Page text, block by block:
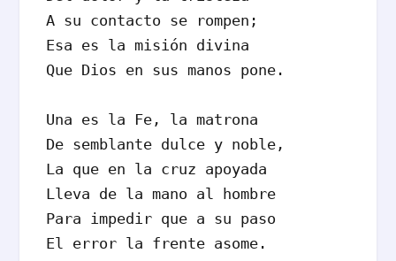
A su contacto se rompen;
Esa es la misión divina
Que Dios en sus manos pone.
Una es la Fe, la matrona
De semblante dulce y noble,
La que en la cruz apoyada
Lleva de la mano al hombre
Para impedir que a su paso
El error la frente asome.